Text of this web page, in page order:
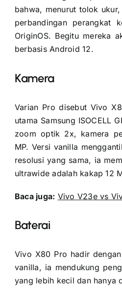
bahwa, menurut tolok
perbandingan perangkat
OriginOS. Begitu mereka
berbasis Android 12.
Kamera
Varian Pro disebut Vivo
utama Samsung ISOCELL
zoom optik 2x, kamera
MP. Versi vanilla
resolusi yang sama, ia
ultrawide adalah kakap 12
Baca juga: Vivo V23e vs
Baterai
Vivo X80 Pro hadir
vanilla, ia mendukung
yang lebih kecil dan hanya